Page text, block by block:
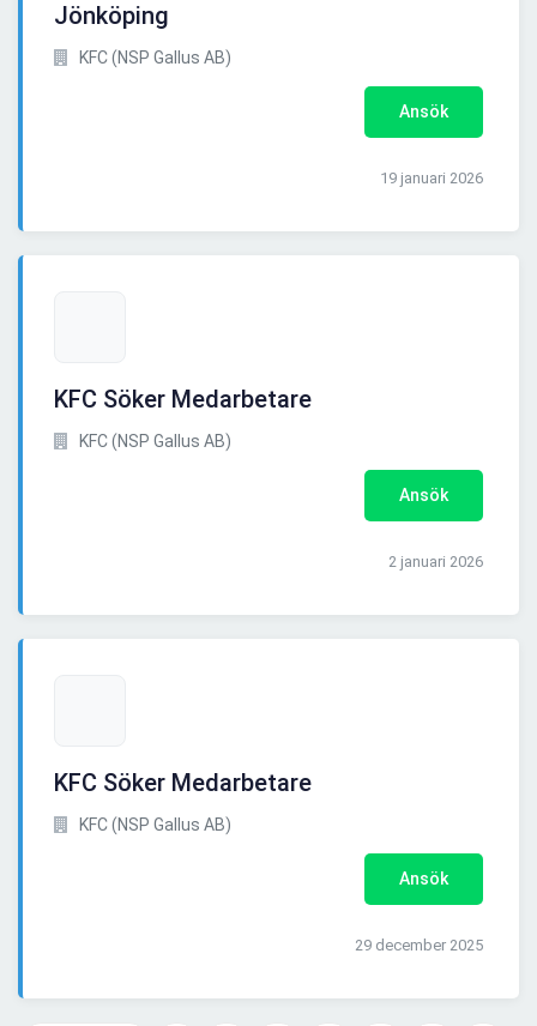
Jönköping
KFC (NSP Gallus AB)
Ansök
19 januari 2026
KFC Söker Medarbetare
KFC (NSP Gallus AB)
Ansök
2 januari 2026
KFC Söker Medarbetare
KFC (NSP Gallus AB)
Ansök
29 december 2025